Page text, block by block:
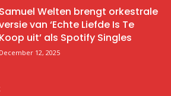
Samuel Welten brengt orkestrale
van ‘Echte Liefde Is Te
Koop uit’ als Spotify Singles
December 12, 2025